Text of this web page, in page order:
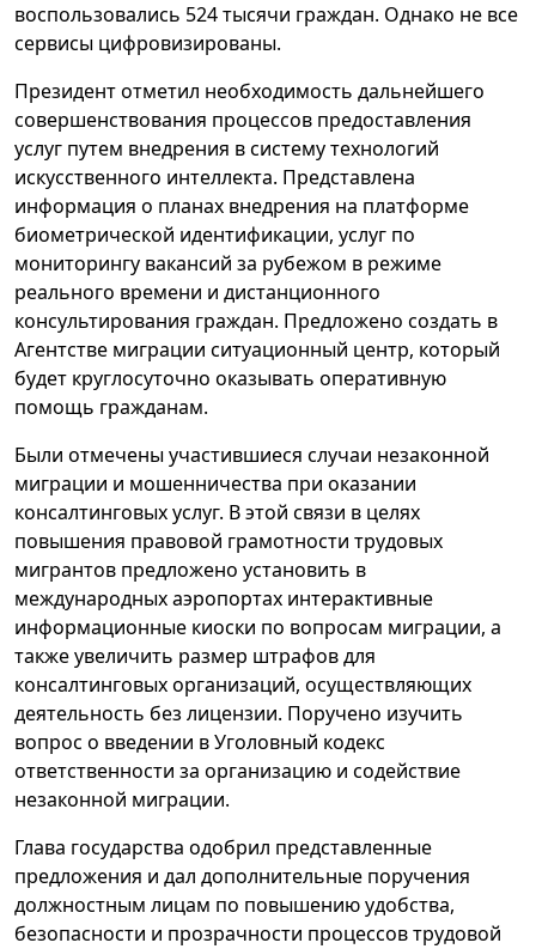
воспользовались 524 тысячи граждан. Однако не все
сервисы цифровизированы.
Президент отметил необходимость дальнейшего
совершенствования процессов предоставления
услуг путем внедрения в систему технологий
искусственного интеллекта. Представлена
информация о планах внедрения на платформе
биометрической идентификации, услуг по
мониторингу вакансий за рубежом в режиме
реального времени и дистанционного
консультирования граждан. Предложено создать в
Агентстве миграции ситуационный центр, который
будет круглосуточно оказывать оперативную
помощь гражданам.
Были отмечены участившиеся случаи незаконной
миграции и мошенничества при оказании
консалтинговых услуг. В этой связи в целях
повышения правовой грамотности трудовых
мигрантов предложено установить в
международных аэропортах интерактивные
информационные киоски по вопросам миграции, а
также увеличить размер штрафов для
консалтинговых организаций, осуществляющих
деятельность без лицензии. Поручено изучить
вопрос о введении в Уголовный кодекс
ответственности за организацию и содействие
незаконной миграции.
Глава государства одобрил представленные
предложения и дал дополнительные поручения
должностным лицам по повышению удобства,
безопасности и прозрачности процессов трудовой